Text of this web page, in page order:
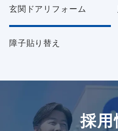
玄関ドアリフォーム
障子貼り替え
採用